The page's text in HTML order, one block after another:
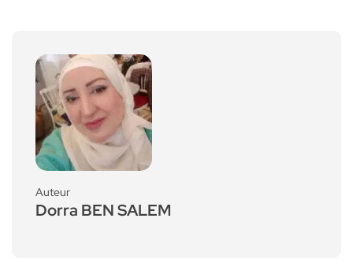
Auteur
Dorra BEN SALEM